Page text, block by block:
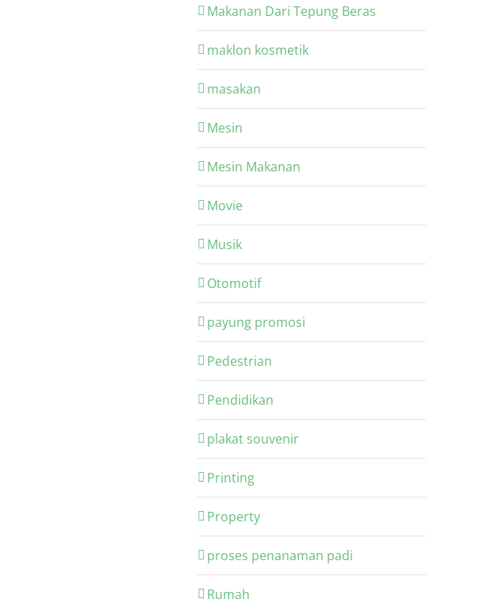
Makanan Dari Tepung Beras
maklon kosmetik
masakan
Mesin
Mesin Makanan
Movie
Musik
Otomotif
payung promosi
Pedestrian
Pendidikan
plakat souvenir
Printing
Property
proses penanaman padi
Rumah